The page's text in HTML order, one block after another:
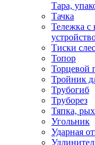
Тара,
Тачка
Тележка с
Тиски
Топор
Торцевой
Тройник
Трубогиб
Труборез
Тяпка,
Угольник
Ударная